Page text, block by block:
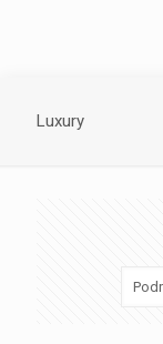
Luxury